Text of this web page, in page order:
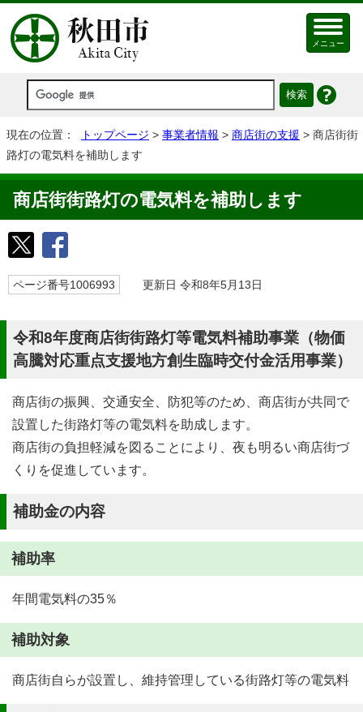
メニュー
現在の位置： トップページ > 事業者情報 > 商店街の支援 > 商店街街
路灯の電気料を補助します
商店街街路灯の電気料を補助します
ページ番号1006993 更新日 令和8年5月13日
令和8年度商店街街路灯等電気料補助事業（物価
高騰対応重点支援地方創生臨時交付金活用事業）
商店街の振興、交通安全、防犯等のため、商店街が共同で
設置した街路灯等の電気料を助成します。
商店街の負担軽減を図ることにより、夜も明るい商店街づ
くりを促進しています。
補助金の内容
補助率
年間電気料の35％
補助対象
商店街自らが設置し、維持管理している街路灯等の電気料